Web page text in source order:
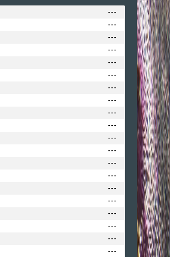
---
---
---
---
---
---
---
---
---
---
---
---
---
---
---
---
---
---
---
---